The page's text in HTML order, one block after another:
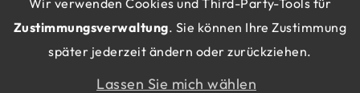
GmbH
Webdesign: ideenwert
Impressum
Datenschutz
Cookie-Einstellungen
Zustimmungsverwaltung. Sie können Ihre Zustimmung
später jederzeit ändern oder zurückziehen.
Lassen Sie mich wählen